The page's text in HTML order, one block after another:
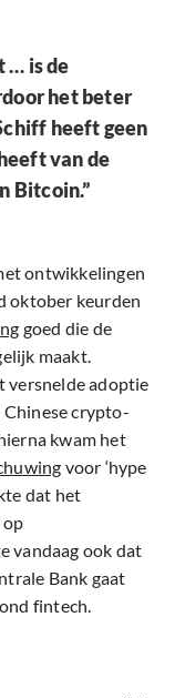
… is de
het beter
heeft geen
van de
Bitcoin.”
ontwikkelingen
oktober keurden
goed die de
maakt.
versnelde adoptie
crypto-
kwam het
voor ‘hype
dat het
op
vandaag ook dat
Bank gaat
fintech.